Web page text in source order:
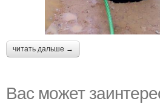
читать дальше →
Вас может